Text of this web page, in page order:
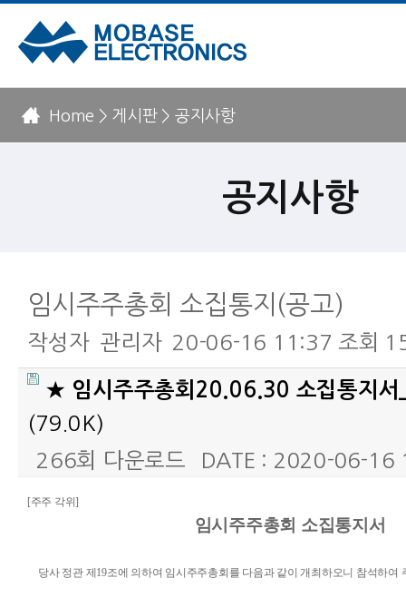
Home > 게시판 > 공지사항
공지사항
임시주주총회 소집통지(공고)
작성자 관리자 20-06-16 11:37 조회
★ 임시주주총회20.06.30 소집통지서
(79.0K)
266회 다운로드
DATE : 2020-06-16
본문
[주주 각위]
임시주주총회 소집통지서
당사 정관 제 19조에 의하여 임시주주총회를 다음과 같이 개최하오니 참석하여